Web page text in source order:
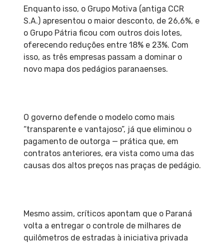
Enquanto isso, o Grupo Motiva (antiga CCR
S.A.) apresentou o maior desconto, de 26,6%, e
o Grupo Pátria ficou com outros dois lotes,
oferecendo reduções entre 18% e 23%. Com
isso, as três empresas passam a dominar o
novo mapa dos pedágios paranaenses.
O governo defende o modelo como mais
“transparente e vantajoso”, já que eliminou o
pagamento de outorga — prática que, em
contratos anteriores, era vista como uma das
causas dos altos preços nas praças de pedágio.
Mesmo assim, críticos apontam que o Paraná
volta a entregar o controle de milhares de
quilômetros de estradas à iniciativa privada